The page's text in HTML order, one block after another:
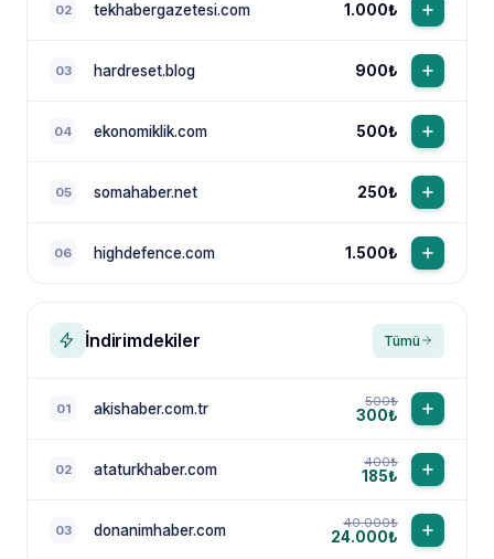
02 tekhabergazetesi.com 1.000₺
03 hardreset.blog 900₺
04 ekonomiklik.com 500₺
05 somahaber.net 250₺
06 highdefence.com 1.500₺
İndirimdekiler Tümü
01 akishaber.com.tr 500₺
300₺
02 ataturkhaber.com 400₺
185₺
03 donanimhaber.com 40.000₺
24.000₺
NewsTanıtım AI Asistan